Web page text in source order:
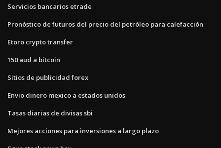
Servicios bancarios etrade
Pronóstico de futuros del precio del petróleo para calefacción
Etoro crypto transfer
150 aud a bitcoin
Sitios de publicidad forex
Envio dinero mexico a estados unidos
Tasas diarias de divisas sbi
Mejores acciones para inversiones a largo plazo